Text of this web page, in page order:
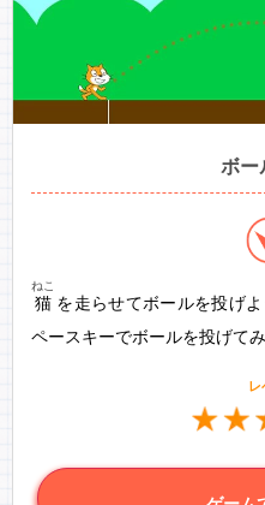
ボー
猫
ねこ
を走らせてボールを投げ
ペースキーでボールを投げて
レ